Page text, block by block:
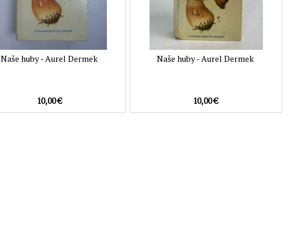
Naše huby - Aurel Dermek
10,00 €
Naše huby - Aurel Dermek
10,00 €